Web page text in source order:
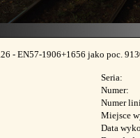
- EN57-1906+1656 jako poc.
Seria:
Numer:
Numer
Miejsce
Data